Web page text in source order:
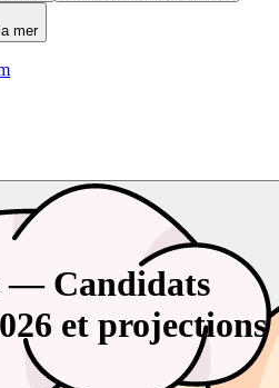
mer
— Candidats
et projections